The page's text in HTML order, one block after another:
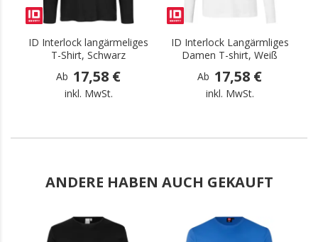
ID Interlock langärmeliges
T-Shirt, Schwarz
Ab 17,58 €
inkl. MwSt.
ID Interlock Langärmliges
Damen T-shirt, Weiß
Ab 17,58 €
inkl. MwSt.
ANDERE HABEN AUCH GEKAUFT